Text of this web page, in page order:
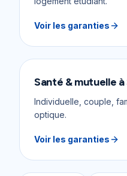
Voir les garanties
Santé & mutuelle à
Individuelle, couple,
optique.
Voir les garanties